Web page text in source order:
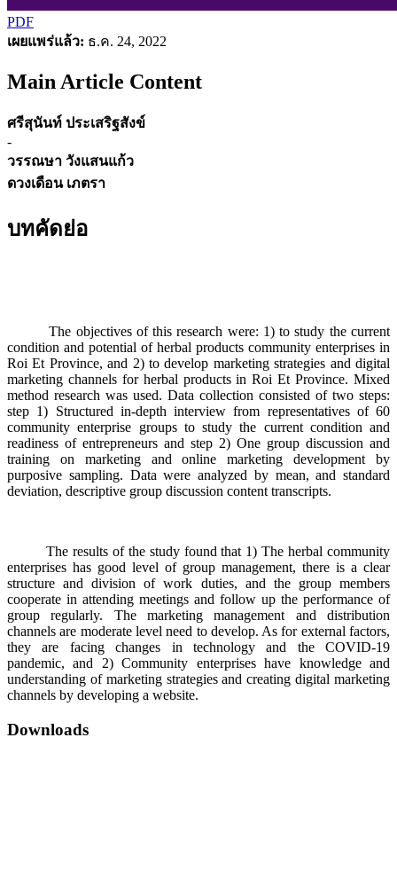
PDF
เผยแพร่แล้ว: ธ.ค. 24, 2022
Main Article Content
ศรีสุนันท์ ประเสริฐสังข์
-
วรรณษา วังแสนแก้ว
ดวงเดือน เภตรา
บทคัดย่อ
The objectives of this research were: 1) to study the current
condition and potential of herbal products community enterprises in
Roi Et Province, and 2) to develop marketing strategies and digital
marketing channels for herbal products in Roi Et Province. Mixed
method research was used. Data collection consisted of two steps:
step 1) Structured in-depth interview from representatives of 60
community enterprise groups to study the current condition and
readiness of entrepreneurs and step 2) One group discussion and
training on marketing and online marketing development by
purposive sampling. Data were analyzed by mean, and standard
deviation, descriptive group discussion content transcripts.
The results of the study found that 1) The herbal community
enterprises has good level of group management, there is a clear
structure and division of work duties, and the group members
cooperate in attending meetings and follow up the performance of
group regularly. The marketing management and distribution
channels are moderate level need to develop. As for external factors,
they are facing changes in technology and the COVID-19
pandemic, and 2) Community enterprises have knowledge and
understanding of marketing strategies and creating digital marketing
channels by developing a website.
Downloads